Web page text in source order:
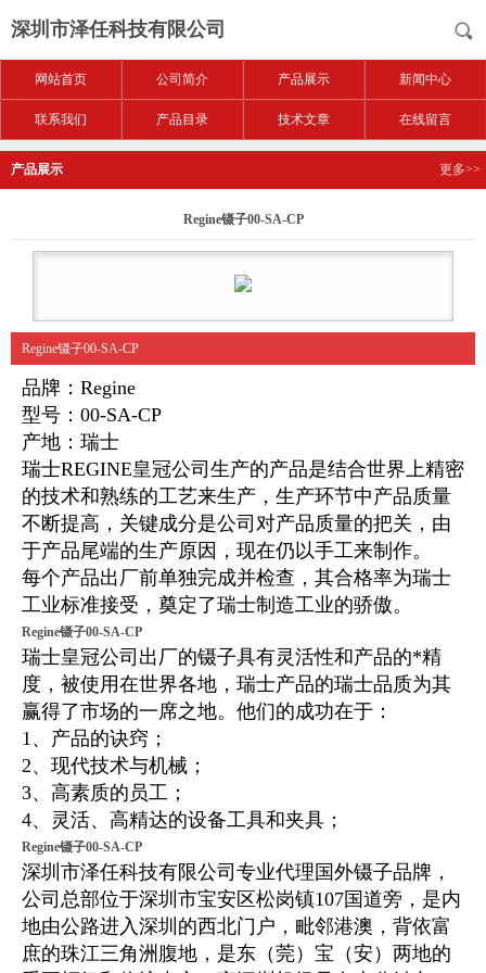
深圳市泽任科技有限公司
网站首页 公司简介 产品展示 新闻中心
联系我们 产品目录 技术文章 在线留言
产品展示 更多>>
Regine镊子00-SA-CP
Regine镊子00-SA-CP
品牌：Regine
型号：00-SA-CP
产地：瑞士
瑞士REGINE皇冠公司生产的产品是结合世界上精密
的技术和熟练的工艺来生产，生产环节中产品质量
不断提高，关键成分是公司对产品质量的把关，由
于产品尾端的生产原因，现在仍以手工来制作。
每个产品出厂前单独完成并检查，其合格率为瑞士
工业标准接受，奠定了瑞士制造工业的骄傲。
Regine镊子00-SA-CP
瑞士皇冠公司出厂的镊子具有灵活性和产品的*精
度，被使用在世界各地，瑞士产品的瑞士品质为其
赢得了市场的一席之地。他们的成功在于：
1、产品的诀窍；
2、现代技术与机械；
3、高素质的员工；
4、灵活、高精达的设备工具和夹具；
Regine镊子00-SA-CP
深圳市泽任科技有限公司专业代理国外镊子品牌，
公司总部位于深圳市宝安区松岗镇107国道旁，是内
地由公路进入深圳的西北门户，毗邻港澳，背依富
庶的珠江三角洲腹地，是东（莞）宝（安）两地的